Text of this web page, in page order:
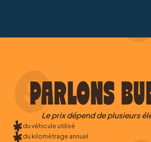
PARLONS
Le prix dépend de plusieurs
du véhicule utilisé
du kilométrage annuel